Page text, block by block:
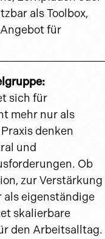
als Toolbox,
für
sich für
mehr nur als
denken
und
Ob
zur Verstärkung
als eigenständige
skalierbare
den Arbeitsalltag.